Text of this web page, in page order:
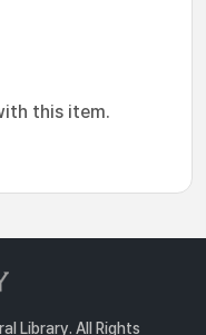
this item.
Library. All Rights